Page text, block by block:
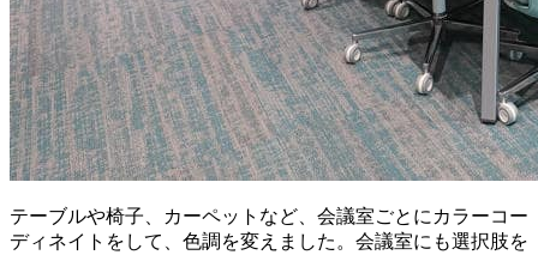
テーブルや椅子、カーペットなど、会議室ごとにカラーコー
ディネイトをして、色調を変えました。会議室にも選択肢を